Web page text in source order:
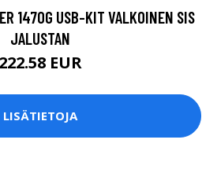
1470G USB-KIT VALKOINEN SIS
JALUSTAN
222.58 EUR
LISÄTIETOJA